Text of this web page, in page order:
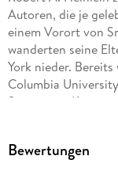
Autoren, die je
einem Vorort von
wanderten seine
York nieder.
Columbia
Seine erste
»Foundation«-
Bewertungen